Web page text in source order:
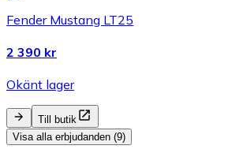
Fender Mustang LT25
2 390 kr
Okänt lager
Till butik
Visa alla erbjudanden (9)